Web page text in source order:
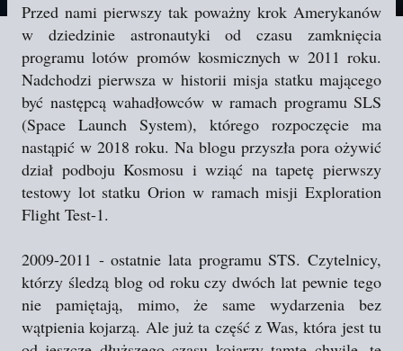
Przed nami pierwszy tak poważny krok Amerykanów
w dziedzinie astronautyki od czasu zamknięcia
programu lotów promów kosmicznych w 2011 roku.
Nadchodzi pierwsza w historii misja statku mającego
być następcą wahadłowców w ramach programu SLS
(Space Launch System), którego rozpoczęcie ma
nastąpić w 2018 roku. Na blogu przyszła pora ożywić
dział podboju Kosmosu i wziąć na tapetę pierwszy
testowy lot statku Orion w ramach misji Exploration
Flight Test-1.
2009-2011 - ostatnie lata programu STS. Czytelnicy,
którzy śledzą blog od roku czy dwóch lat pewnie tego
nie pamiętają, mimo, że same wydarzenia bez
wątpienia kojarzą. Ale już ta część z Was, która jest tu